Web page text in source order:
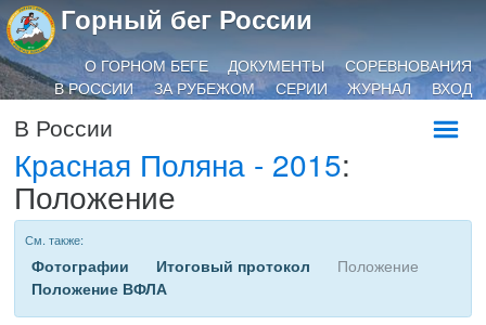
Горный бег России
О ГОРНОМ БЕГЕ ДОКУМЕНТЫ
СОРЕВНОВАНИЯ
В РОССИИ
ЗА РУБЕЖОМ СЕРИИ ЖУРНАЛ ВХОД
В России
Красная Поляна - 2015:
Положение
См. также:
Фотографии Итоговый протокол
Положение
Положение ВФЛА